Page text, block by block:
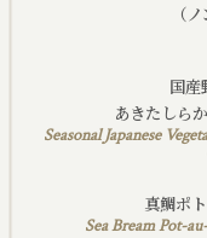
（
国
あきたしら
Seasonal Japanese
真鯛ポ
Sea Bream Pot-